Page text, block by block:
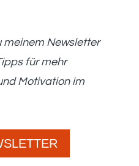
meinem Newsletter
für mehr
Motivation im